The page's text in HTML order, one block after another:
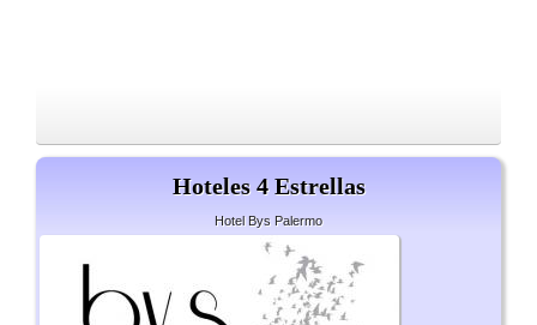
Hoteles 4 Estrellas
Hotel Bys Palermo